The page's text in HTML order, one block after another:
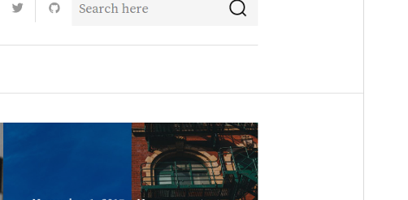
ვერსია
Theme homepage